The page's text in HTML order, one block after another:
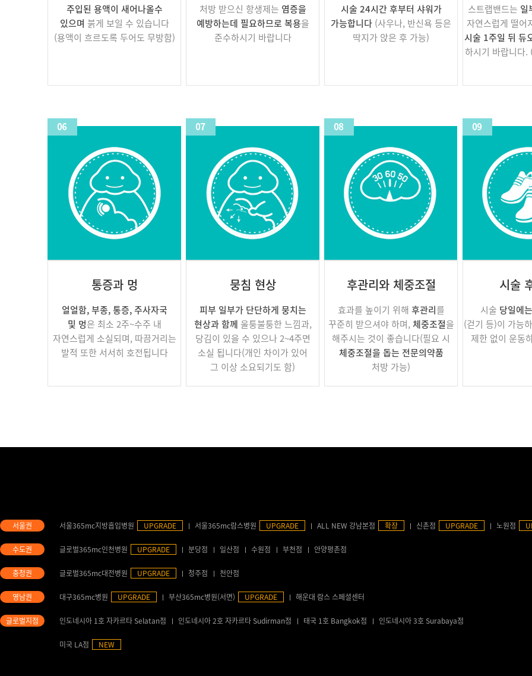
주입된 용액이 새어나올수
있으며 붉게 보일 수 있습니다
(용액이 흐르도록 두어도 무방함)
처방 받으신 항생제는 염증을
예방하는데 필요하므로 복용을
준수하시기 바랍니다
시술 24시간 후부터 샤워가
가능합니다 (사우나, 반신욕 등은
딱지가 앉은 후 가능)
스트랩밴드는 일
자연스럽게 떨어
시술 1주일 뒤 듀
하시기 바랍니다.
통증과 멍
얼얼함, 부종, 통증, 주사자국
및 멍은 최소 2주~수주 내
자연스럽게 소실되며, 따끔거리는
발적 또한 서서히 호전됩니다
뭉침 현상
피부 일부가 단단하게 뭉치는
현상과 함께 울퉁불퉁한 느낌과,
당김이 있을 수 있으나 2~4주면
소실 됩니다(개인 차이가 있어
그 이상 소요되기도 함)
후관리와 체중조절
효과를 높이기 위해 후관리를
꾸준히 받으셔야 하며,체중조절을
해주시는 것이 좋습니다(필요 시
체중조절을 돕는 전문의약품
처방 가능)
시술
시술 당일에
(걷기 등)이 가능
제한 없이 운동
서울365mc지방흡입병원 UPGRADE 서울365mc람스병원 UPGRADE ALL NEW 강남본점 확장 신촌점 UPGRADE 노원점
글로벌365mc인천병원 UPGRADE 분당점 일산점 수원점 부천점 안양평촌점
글로벌365mc대전병원 UPGRADE 청주점 천안점
대구365mc병원 UPGRADE 부산365mc병원(서면) UPGRADE 해운대 람스 스페셜센터
인도네시아 1호 자카르타 Selatan점 인도네시아 2호 자카르타 Sudirman점 태국 1호 Bangkok점 인도네시아 3호 Surabaya점
미국 LA점 NEW